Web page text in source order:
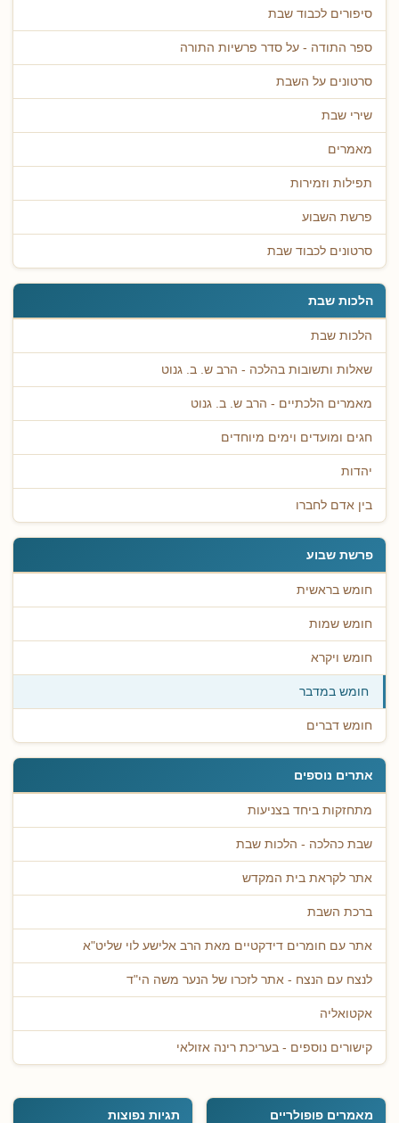
סיפורים לכבוד שבת
ספר התודה - על סדר פרשיות התורה
סרטונים על השבת
שירי שבת
מאמרים
תפילות וזמירות
פרשת השבוע
סרטונים לכבוד שבת
הלכות שבת
הלכות שבת
שאלות ותשובות בהלכה - הרב ש. ב. גנוט
מאמרים הלכתיים - הרב ש. ב. גנוט
חגים ומועדים וימים מיוחדים
יהדות
בין אדם לחברו
פרשת שבוע
חומש בראשית
חומש שמות
חומש ויקרא
חומש במדבר
חומש דברים
אתרים נוספים
מתחזקות ביחד בצניעות
שבת כהלכה - הלכות שבת
אתר לקראת בית המקדש
ברכת השבת
אתר עם חומרים דידקטיים מאת הרב אלישע לוי שליט"א
לנצח עם הנצח - אתר לזכרו של הנער משה הי"ד
אקטואליה
קישורים נוספים - בעריכת רינה אזולאי
מאמרים פופולריים תגיות נפוצות